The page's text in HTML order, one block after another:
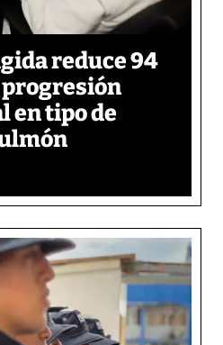
reduce 94
progresión
en tipo de